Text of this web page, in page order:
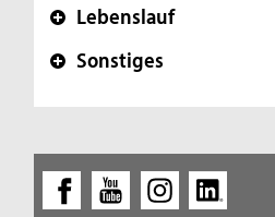
+ Lebenslauf
+ Sonstiges